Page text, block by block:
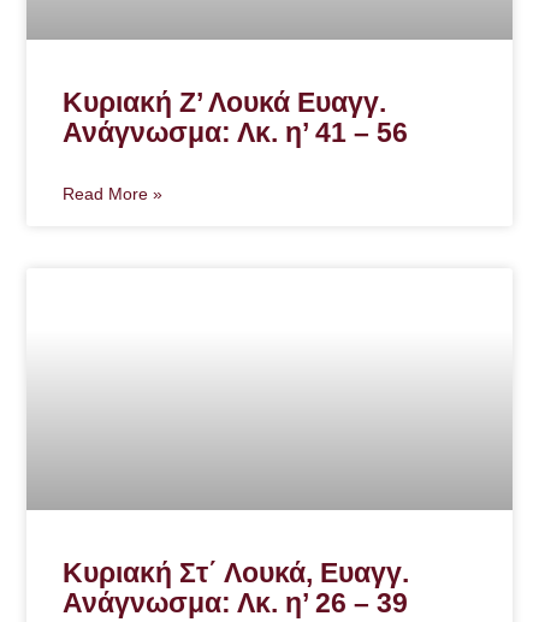
Κυριακή Ζ’ Λουκά Ευαγγ.
Ανάγνωσμα: Λκ. η’ 41 – 56
Read More »
Κυριακή Στ΄ Λουκά, Ευαγγ.
Ανάγνωσμα: Λκ. η’ 26 – 39